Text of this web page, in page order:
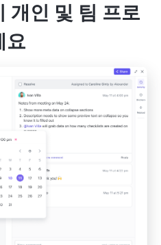
개인 및 팀 프로
요